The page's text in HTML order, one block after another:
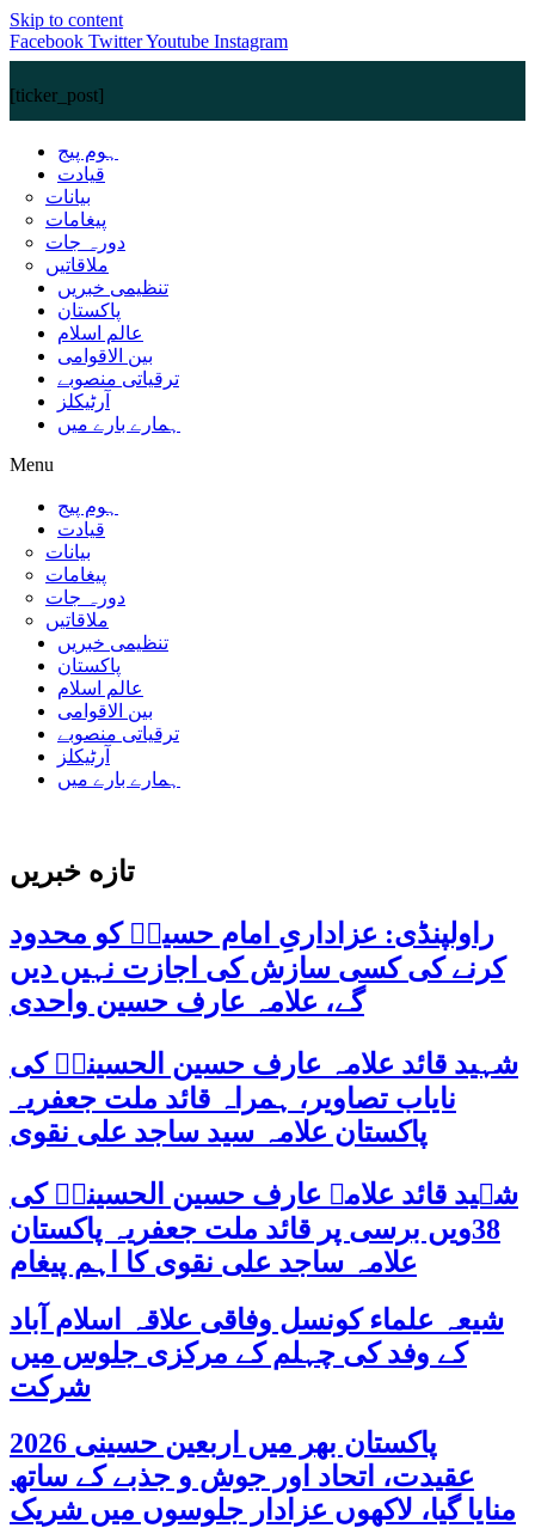
Skip to content
Facebook TwitterYoutube Instagram
[ticker_post]
ہوم پیج
قیادت
بیانات
پیغامات
دورہ جات
ملاقاتیں
تنظیمی خبریں
پاکستان
عالم اسلام
بین الاقوامی
ترقیاتی منصوبے
آرٹیکلز
ہمارے بارے میں
Menu
ہوم پیج
قیادت
بیانات
پیغامات
دورہ جات
ملاقاتیں
تنظیمی خبریں
پاکستان
عالم اسلام
بین الاقوامی
ترقیاتی منصوبے
آرٹیکلز
ہمارے بارے میں
تازه خبریں
راولپنڈی: عزاداریِ امام حسینؑ کو محدود
کرنے کی کسی سازش کی اجازت نہیں دیں
گے، علامہ عارف حسین واحدی
شہید قائد علامہ عارف حسین الحسینیؒ کی
نایاب تصاویر، ہمراہ قائد ملت جعفریہ
پاکستان علامہ سید ساجد علی نقوی
شہید قائد علامہ عارف حسین الحسینیؒ کی
38ویں برسی پر قائد ملت جعفریہ پاکستان
علامہ ساجد علی نقوی کا اہم پیغام
شیعہ علماء کونسل وفاقی علاقہ اسلام آباد
کے وفد کی چہلم کے مرکزی جلوس میں
شرکت
پاکستان بھر میں اربعین حسینی 2026
عقیدت، اتحاد اور جوش و جذبے کے ساتھ
منایا گیا، لاکھوں عزادار جلوسوں میں شریک